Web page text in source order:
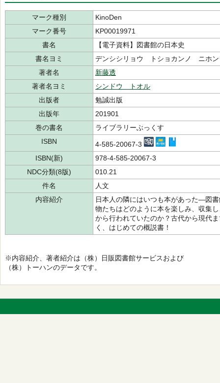
マーク種別
KinoDen
マーク番号
KP00019971
書名
【電子資料】図書館の日本史
書名ヨミ
デンシシリョウ トショカンノ ニホン
著者名
新藤透
著者名ヨミ
シンドウ トオル
出版者
勉誠出版
出版年
201901
巻の書名
ライブラリーぶっくす
ISBN
4-585-20067-3
ISBN(新)
978-4-585-20067-3
NDC分類(8版)
010.21
件名
人文
内容紹介
日本人の隣にはいつも本があった―図
物たちはどのように本を楽しみ、収集
から行われていたのか？古代から現代
く、はじめての概説書！
※内容紹介、著者紹介は（株）日販図書館サービスおよび
（株）トーハンのデータです。